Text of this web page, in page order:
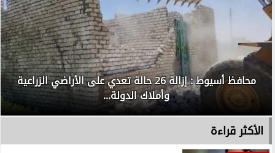
محافظ أسيوط : إزالة 26 حالة تعدي على الأراضي الزراعية
وأملاك الدولة...
الأكثر قراءة